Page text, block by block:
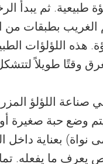
طبيعية. ثم يبدأ
بطبقات من
هذه اللؤلؤات
وقتًا طويلاً
صناعة اللؤلؤ
وضع حبة صغيرة
بعناية داخل
ما يفعله.